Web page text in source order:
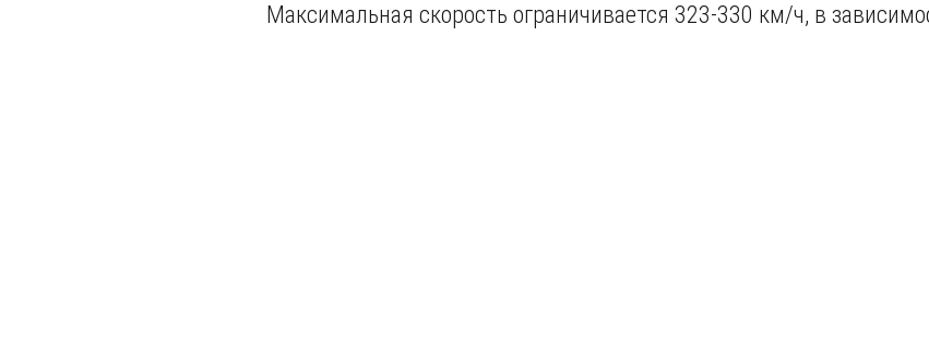
Максимальная скорость ограничивается 323-330 км/ч, в